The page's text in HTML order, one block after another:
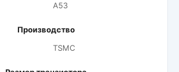
A53
Производство
TSMC